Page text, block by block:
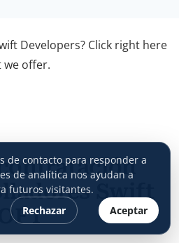
Developers? Click right here
offer.
Swift
de contacto para responder a
de analítica nos ayudan a
futuros visitantes.
Rechazar Aceptar